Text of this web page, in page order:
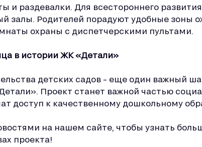
и раздевалки. Для всестороннего
залы. Родителей порадуют удобные зоны
охраны с диспетчерскими пультами.
в истории ЖК «Детали»
детских садов – еще один важный
Проект станет важной частью
доступ к качественному дошкольному
на нашем сайте, чтобы узнать
проекта!